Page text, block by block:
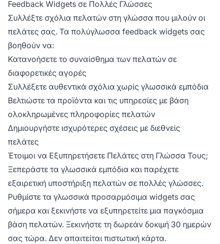
Feedback Widgets σε Πολλές Γλώσσες
Συλλέξτε σχόλια πελατών στη γλώσσα που μιλούν οι
πελάτες σας. Τα πολύγλωσσα feedback widgets σας
βοηθούν να:
Κατανοήσετε το συναίσθημα των πελατών σε
διαφορετικές αγορές
Συλλέξετε αυθεντικά σχόλια χωρίς γλωσσικά εμπόδια
Βελτιώστε τα προϊόντα και τις υπηρεσίες με βάση
ολοκληρωμένες πληροφορίες πελατών
Δημιουργήστε ισχυρότερες σχέσεις με διεθνείς
πελάτες
Έτοιμοι να Εξυπηρετήσετε Πελάτες στη Γλώσσα Τους;
Ξεπεράστε τα γλωσσικά εμπόδια και παρέχετε
εξαιρετική υποστήριξη πελατών σε πολλές γλώσσες.
Ρυθμίστε τα γλωσσικά προσαρμόσιμα widgets σας
σήμερα και ξεκινήστε να εξυπηρετείτε μια παγκόσμια
βάση πελατών. Ξεκινήστε τη δωρεάν δοκιμή 30 ημερών
σας τώρα. Δεν απαιτείται πιστωτική κάρτα.